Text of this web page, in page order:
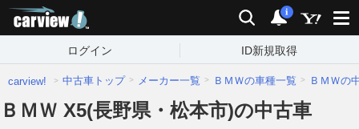
検索 通知
i
ログイン ID新規取得
carview! 中古車トップ メーカー一覧 ＢＭＷの車種一覧 ＢＭＷの
ＢＭＷ X5(長野県・松本市)の中古車